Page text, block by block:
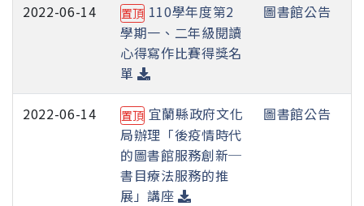
2022-06-14 置頂 110學年度第2
學期一、二年級閱讀
心得寫作比賽得獎名
單
圖書館公告
2022-06-14 置頂 宜蘭縣政府文化
局辦理「後疫情時代
的圖書館服務創新─
書目療法服務的推
展」講座
圖書館公告